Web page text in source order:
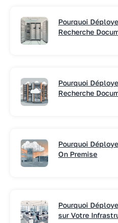
Pourquoi
Recherche
Pourquoi
Recherche
Pourquoi
On Premise
Pourquoi
sur Votre